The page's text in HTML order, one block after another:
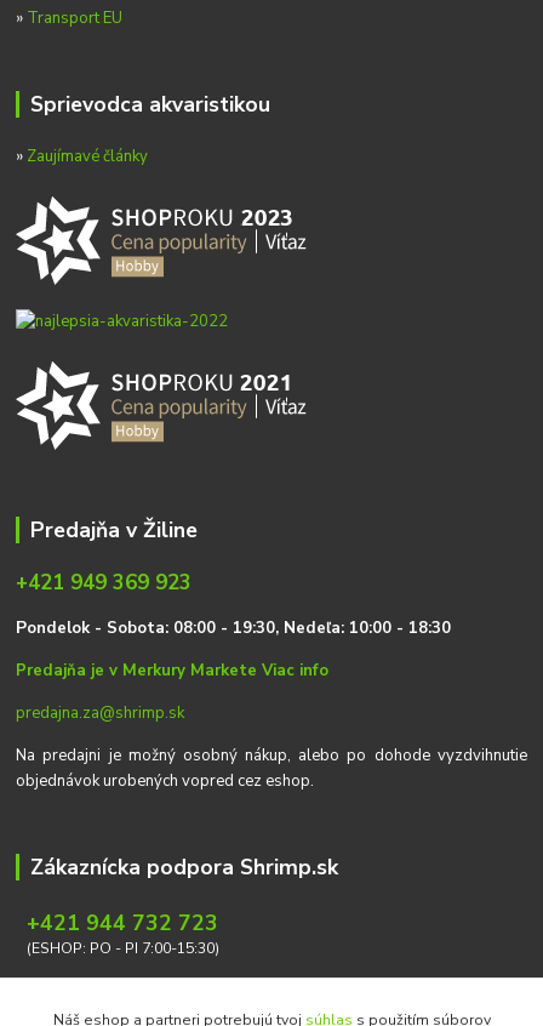
» Transport EU
Sprievodca akvaristikou
» Zaujímavé články
Predajňa v Žiline
+421 949 369 923
Pondelok - Sobota: 08:00 - 19:30, Nedeľa: 10:00 - 18:30
Predajňa je v Merkury MarketeViac info
predajna.za@shrimp.sk
Na predajni je možný osobný nákup, alebo po dohode vyzdvihnutie
objednávok urobených vopred cez eshop.
Zákaznícka podpora Shrimp.sk
+421 944 732 723
(ESHOP: PO - PI 7:00-15:30)
Náš eshop a partneri potrebujú tvoj súhlas s použitím súborov